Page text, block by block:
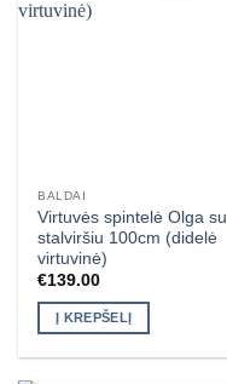
BALDAI
Virtuvės spintelė Olga su
stalviršiu 100cm (didelė
virtuvinė)
€139.00
Į KREPŠELĮ